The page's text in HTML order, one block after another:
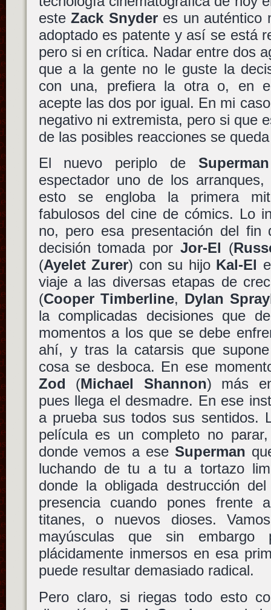
esteZack Snyderes un auténtico
adoptado es patente y así se está
pero si en crítica. Nadar entre dos
que a la gente no le guste la
con una, prefiera la otra o, en
acepte las dos por igual. En mi
negativo ni extremista, pero si que
de las posibles reacciones se
El nuevo periplo de Superman
espectador uno de los
esto se engloba la primera
fabulosos del cine de cómics. Lo
no, pero esa presentación del
decisión tomada por Jor-El (
(Ayelet Zurer) con su hijo Kal-El
viaje a las diversas etapas de
(Cooper Timberline, Dylan
la complicadas decisiones que
momentos a los que se debe
ahí, y tras la catarsis que
cosa se desboca. En ese
Zod (Michael Shannon) más
pues llega el desmadre. En ese
a prueba sus todos sus sentidos.
película es un completo no
donde vemos a ese Superman
luchando de tu a tu a tortazo
donde la obligada destrucción
presencia cuando pones frente
titanes, o nuevos dioses.
mayúsculas que sin
plácidamente inmersos en esa
puede resultar demasiado radical.
Pero claro, si riegas todo esto